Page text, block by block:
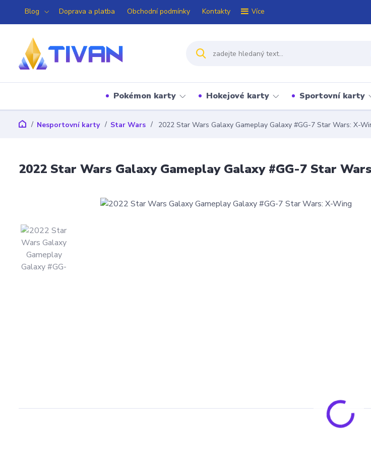
Blog Doprava a platba Obchodní podmínky Kontakty Více
Pokémon karty Hokejové karty Sportovní karty
Nesportovní karty Star Wars 2022 Star Wars Galaxy Gameplay Galaxy #GG-7 Star Wars: X-
2022 Star Wars Galaxy Gameplay Galaxy #GG-7 Star